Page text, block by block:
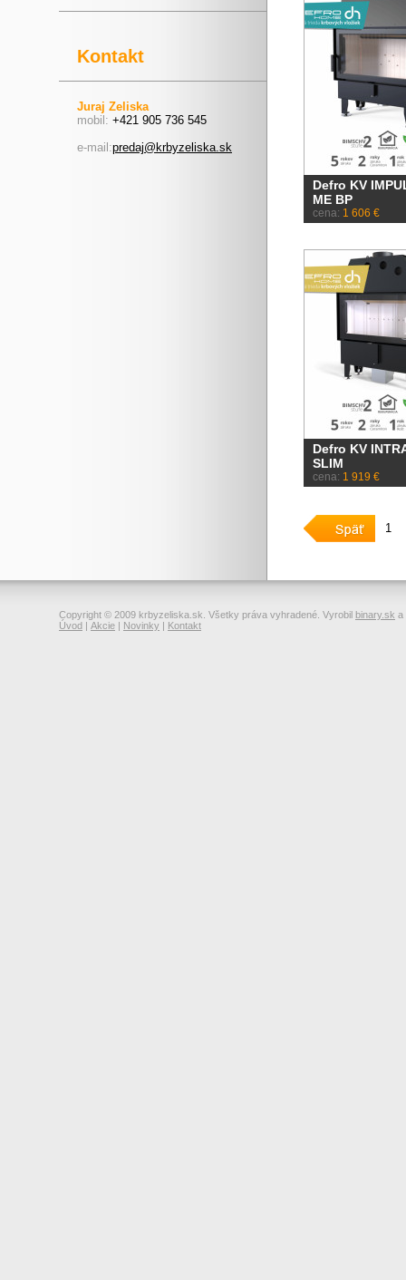
Kontakt
Juraj Zeliska
mobil: +421 905 736 545
e-mail:predaj@krbyzeliska.sk
Defro KV
ME BP
cena: 1 606 €
Defro KV
SLIM
cena: 1 919 €
1
Copyright © 2009 krbyzeliska.sk. Všetky práva vyhradené. Vyrobil binary.sk a
Úvod | Akcie | Novinky | Kontakt